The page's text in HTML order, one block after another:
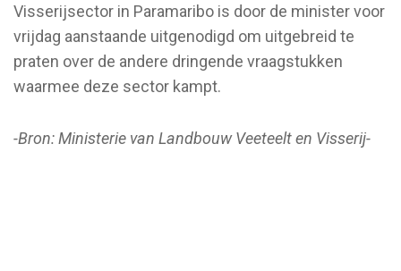
Visserijsector in Paramaribo is door de minister voor
vrijdag aanstaande uitgenodigd om uitgebreid te
praten over de andere dringende vraagstukken
waarmee deze sector kampt.
-Bron: Ministerie van Landbouw Veeteelt en Visserij-